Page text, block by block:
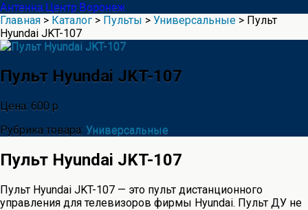
Антенна Центр Воронеж
Главная > Каталог > Пульты > Универсальные > Пульт
Hyundai JKT-107
Пульт Hyundai JKT-107
Цена: 600 р
Рубрика товара: Универсальные
Пульт Hyundai JKT-107
Пульт Hyundai JKT-107 — это пульт дистанционного
управления для телевизоров фирмы Hyundai. Пульт ДУ не